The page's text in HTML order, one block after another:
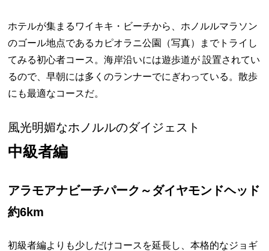
ホテルが集まるワイキキ・ビーチから、ホノルルマラソン
のゴール地点であるカピオラニ公園（写真）までトライし
てみる初心者コース。海岸沿いには遊歩道が 設置されてい
るので、早朝には多くのランナーでにぎわっている。散歩
にも最適なコースだ。
風光明媚なホノルルのダイジェスト
中級者編
アラモアナビーチパーク～ダイヤモンドヘッド
約6km
初級者編よりも少しだけコースを延長し、本格的なジョギ